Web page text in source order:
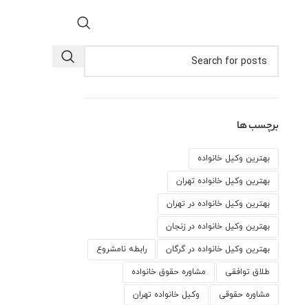
برچسب ها
بهترین وکیل خانواده
بهترین وکیل خانواده تهران
بهترین وکیل خانواده در تهران
بهترین وکیل خانواده در زنجان
بهترین وکیل خانواده در گرگان رابطه نامشروع
طلاق توافقی مشاوره حقوق خانواده
مشاوره حقوقی وكيل خانواده تهران